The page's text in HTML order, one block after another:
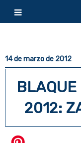
14 de marzo de 2012
BLAQUE
2012: